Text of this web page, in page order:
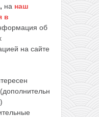
, на наш
в
об
на сайте
(дополнительн